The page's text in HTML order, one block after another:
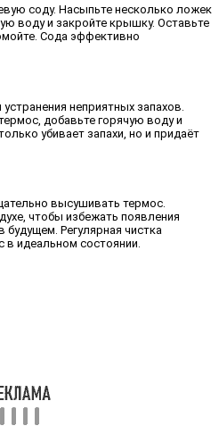
соду. Насыпьте несколько ложек
воду и закройте крышку. Оставьте
Сода эффективно
неприятных запахов.
добавьте горячую воду и
убивает запахи, но и придаёт
высушивать термос.
чтобы избежать появления
будущем. Регулярная чистка
идеальном состоянии.